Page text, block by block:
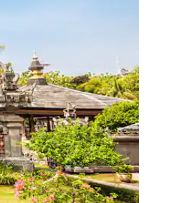
alebo ich preskúmať pomocou